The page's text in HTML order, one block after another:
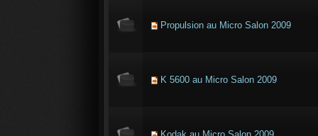
Propulsion au Micro Salon 2009
K 5600 au Micro Salon 2009